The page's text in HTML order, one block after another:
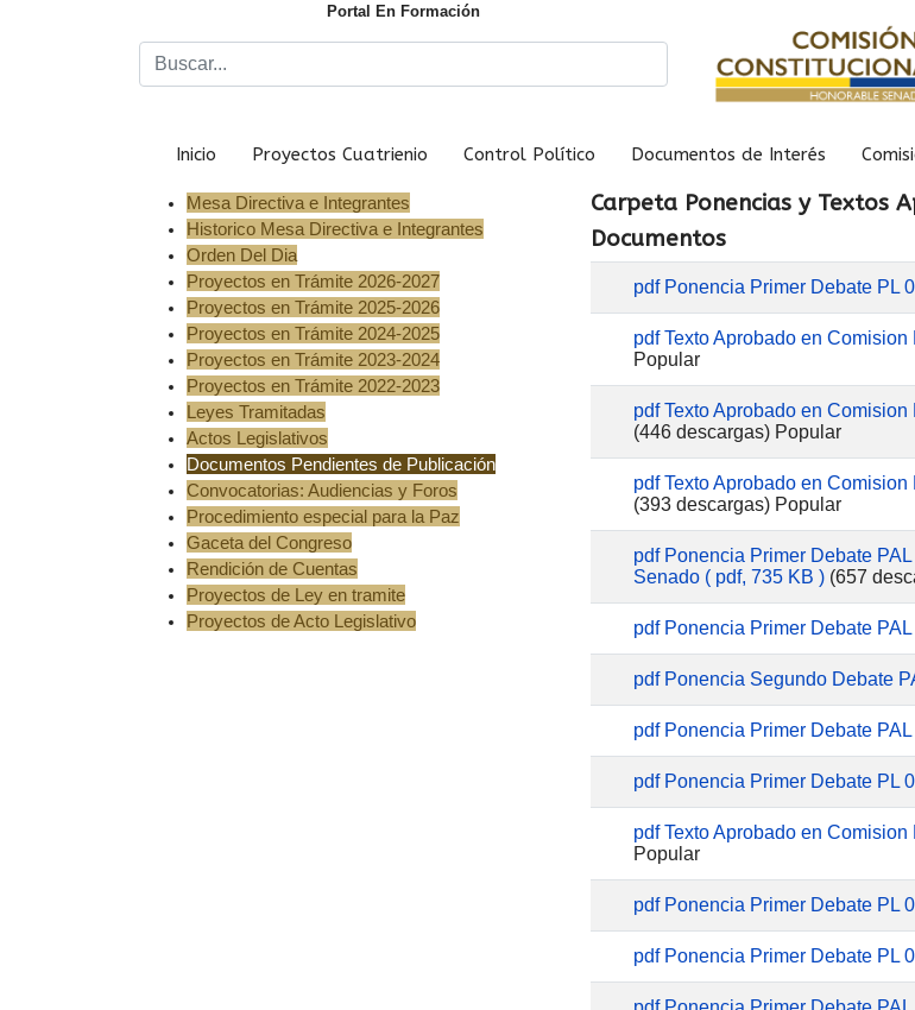
Portal En Formación
Inicio Proyectos Cuatrienio Control Político Documentos de Interés
Mesa Directiva e Integrantes
Historico Mesa Directiva e Integrantes
Orden Del Dia
Proyectos en Trámite 2026-2027
Proyectos en Trámite 2025-2026
Proyectos en Trámite 2024-2025
Proyectos en Trámite 2023-2024
Proyectos en Trámite 2022-2023
Leyes Tramitadas
Actos Legislativos
Documentos Pendientes de Publicación
Convocatorias: Audiencias y Foros
Procedimiento especial para la Paz
Gaceta del Congreso
Rendición de Cuentas
Proyectos de Ley en tramite
Proyectos de Acto Legislativo
Carpeta Ponencias y Textos
Documentos
pdf Ponencia Primer Debate PL
pdf Texto Aprobado en
Popular
pdf Texto Aprobado en
(446 descargas) Popular
pdf Texto Aprobado en
(393 descargas) Popular
pdf Ponencia Primer Debate
Senado ( pdf, 735 KB ) (657
pdf Ponencia Primer Debate
pdf Ponencia Segundo Debate
pdf Ponencia Primer Debate
pdf Ponencia Primer Debate PL
pdf Texto Aprobado en
Popular
pdf Ponencia Primer Debate PL
pdf Ponencia Primer Debate PL